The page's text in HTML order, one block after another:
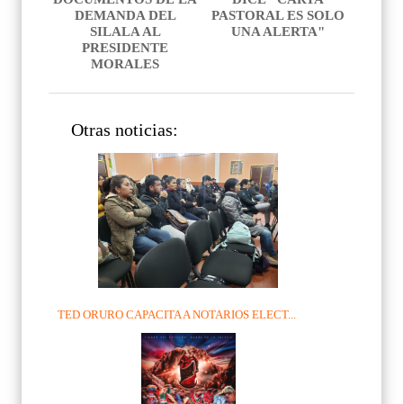
PASTORAL ES SOLO
UNA ALERTA"
DEMANDA DEL
SILALA AL
PRESIDENTE
MORALES
Otras noticias:
TED ORURO CAPACITA A NOTARIOS ELECT...